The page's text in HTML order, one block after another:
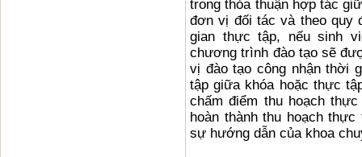
trong thỏa thuận hợp tác
đơn vị đối tác và theo quy
gian thực tập, nếu sinh
chương trình đào tạo sẽ
vị đào tạo công nhận thời
tập giữa khóa hoặc thực
chấm điểm thu hoạch
hoàn thành thu hoạch
sự hướng dẫn của khoa